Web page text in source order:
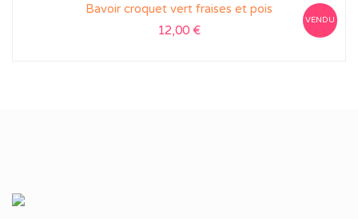
VENDU
Bavoir croquet vert fraises et pois
12,00 €